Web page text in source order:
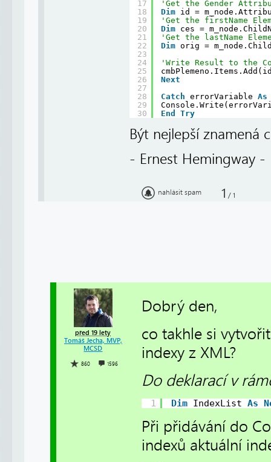
17
18
19
20
21
22
23
24
25
26
27
28
29
30
'Get the Gender
Dim id =
'Get the firstName
Dim ces =
'Get the lastName
Dim orig =
'Write Result to the
Next
Catch
errorVariable As
End
Try
Být nejlepší znamená
- Ernest Hemingway -
nahlásit spam 1 / 1
před 19 lety
Tomáš Jecha, MVP,
MCSD
860 1596
Dobrý den,
co takhle si
indexy z XML?
Do deklarací v
1 Dim IndexList As
Při přidávání do
indexů aktuální